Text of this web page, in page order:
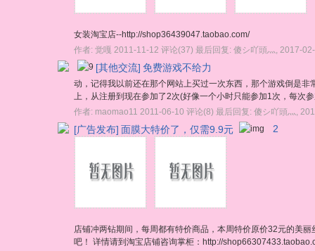
女装淘宝店--http://shop36439047.taobao.com/
作者: 觉嘎 2011-11-12 评论(37) 最后回复: 傻シ吖頭灬 2017-
[其他交流] 免费游戏不给力
动，记得我以前还在那个网站上买过一次东西，那个游戏倒是
上，从注册到现在参加了2次(好像一个小时只能参加1次，每次
作者: maomao11 2011-06-10 评论(8) 最后回复: 傻シ吖頭灬
[广告发布] 面膜大特价了，仅需9.9元 2
店铺冲两钻期间，每周都有特价商品，本周特价原价32元的美
吧！ 详情请到淘宝店铺咨询掌柜：http://